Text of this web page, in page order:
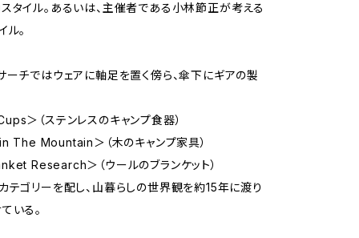
タイル。あるいは、主催者である小林節正が考える
ル。
ーチではウェアに軸足を置く傍ら、傘下にギアの製
＞（ステンレスのキャンプ食器）
The Mountain＞（木のキャンプ家具）
Research＞（ウールのブランケット）
テゴリーを配し、山暮らしの世界観を約15年に渡り
いる。